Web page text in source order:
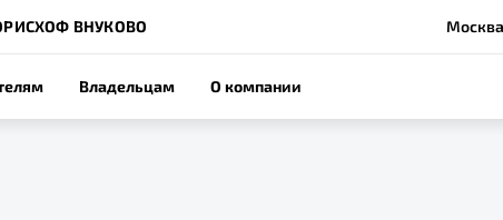
ВНУКОВО
Владельцам О компании